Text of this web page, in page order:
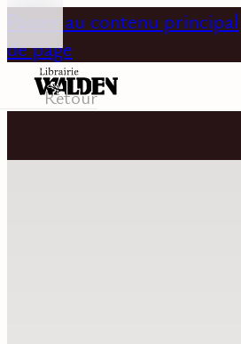
Passer au contenu principal
de page
Retour